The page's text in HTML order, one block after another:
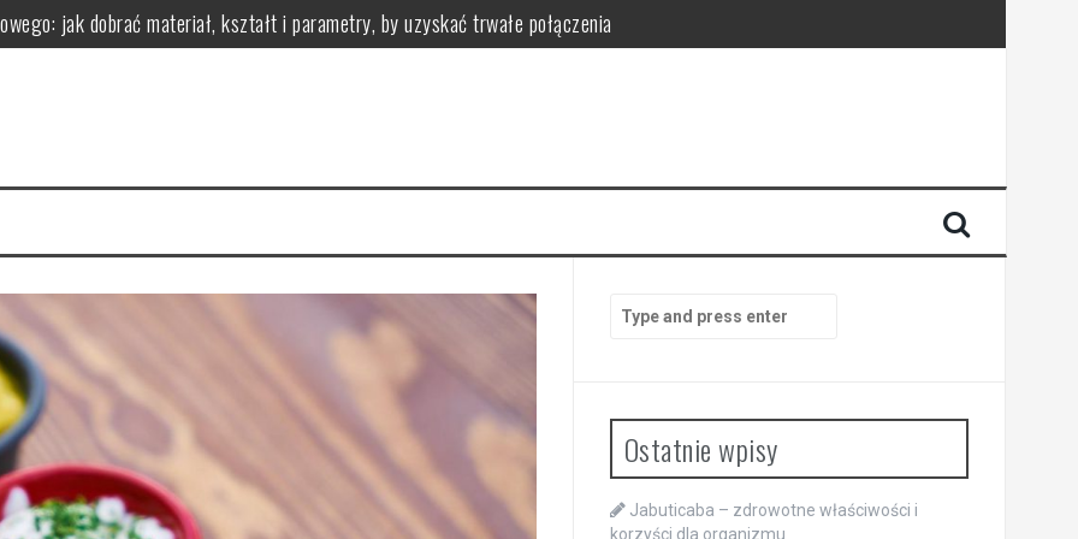
jak dobrać materiał, kształt i parametry, by uzyskać trwałe połączenia
i przeciwwskazania
leczy i jak wygląda leczenie aparatami
dla organizmu
for:
Ostatnie wpisy
Jabuticaba – zdrowotne właściwości i
korzyści dla organizmu